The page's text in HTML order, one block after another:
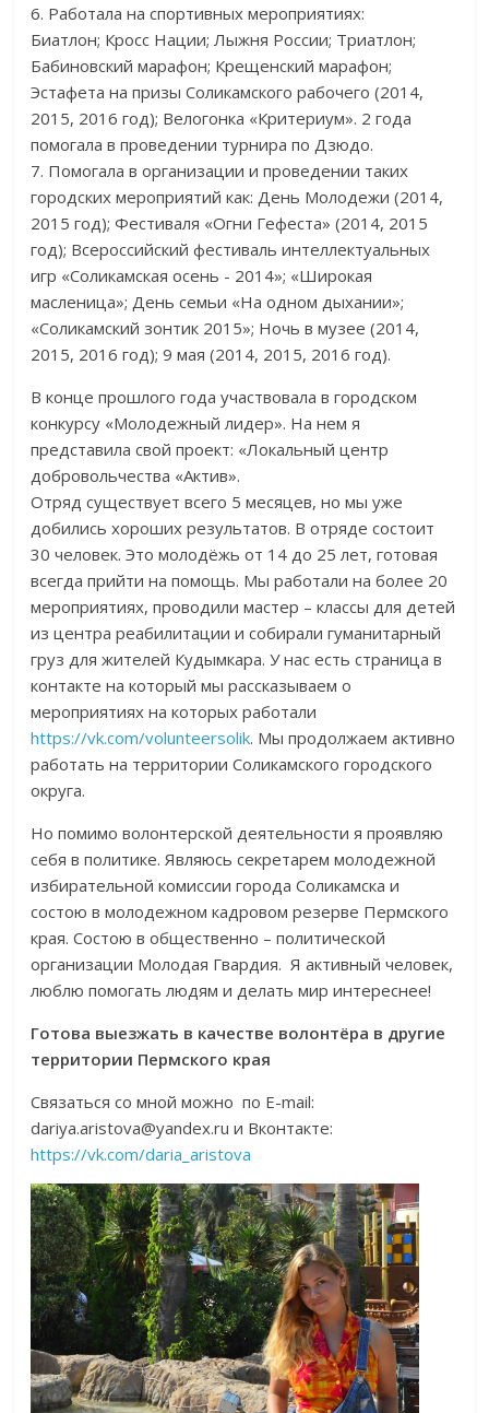
6. Работала на спортивных мероприятиях:
Биатлон; Кросс Нации; Лыжня России; Триатлон;
Бабиновский марафон; Крещенский марафон;
Эстафета на призы Соликамского рабочего (2014,
2015, 2016 год); Велогонка «Критериум». 2 года
помогала в проведении турнира по Дзюдо.
7. Помогала в организации и проведении таких
городских мероприятий как: День Молодежи (2014,
2015 год); Фестиваля «Огни Гефеста» (2014, 2015
год); Всероссийский фестиваль интеллектуальных
игр «Соликамская осень - 2014»; «Широкая
масленица»; День семьи «На одном дыхании»;
«Соликамский зонтик 2015»; Ночь в музее (2014,
2015, 2016 год); 9 мая (2014, 2015, 2016 год).
В конце прошлого года участвовала в городском
конкурсу «Молодежный лидер». На нем я
представила свой проект: «Локальный центр
добровольчества «Актив».
Отряд существует всего 5 месяцев, но мы уже
добились хороших результатов. В отряде состоит
30 человек. Это молодёжь от 14 до 25 лет, готовая
всегда прийти на помощь. Мы работали на более 20
мероприятиях, проводили мастер – классы для детей
из центра реабилитации и собирали гуманитарный
груз для жителей Кудымкара. У нас есть страница в
контакте на который мы рассказываем о
мероприятиях на которых работали
https://vk.com/volunteersolik. Мы продолжаем активно
работать на территории Соликамского городского
округа.
Но помимо волонтерской деятельности я проявляю
себя в политике. Являюсь секретарем молодежной
избирательной комиссии города Соликамска и
состою в молодежном кадровом резерве Пермского
края. Состою в общественно – политической
организации Молодая Гвардия. Я активный человек,
люблю помогать людям и делать мир интереснее!
Готова выезжать в качестве волонтёра в другие
территории Пермского края
Связаться со мной можно по Е-mail:
dariya.aristova@yandex.ru и Вконтакте:
https://vk.com/daria_aristova